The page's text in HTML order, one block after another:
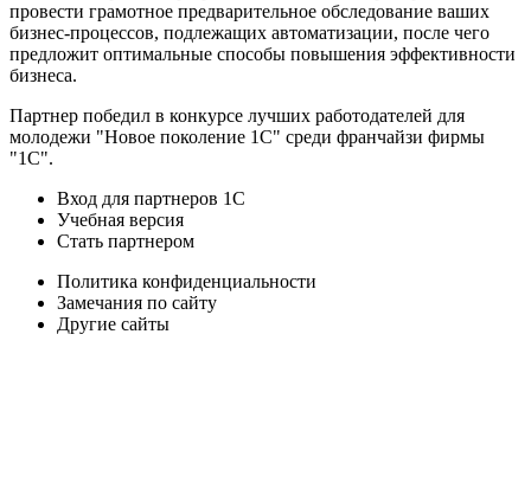
провести грамотное предварительное обследование ваших
бизнес-процессов, подлежащих автоматизации, после чего
предложит оптимальные способы повышения эффективности
бизнеса.
Партнер победил в конкурсе лучших работодателей для
молодежи "Новое поколение 1С" среди франчайзи фирмы
"1С".
Вход для партнеров 1С
Учебная версия
Стать партнером
Политика конфиденциальности
Замечания по сайту
Другие сайты